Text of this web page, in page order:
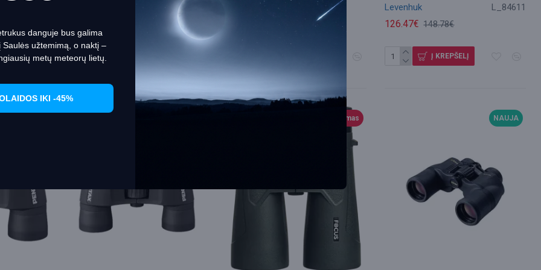
67713
121.77€
Levenhuk L_84611
126.47€ 148.78€
Į KREPŠELĮ
Išpardavimas NAUJA
danguje bus galima
Saulės užtemimą, o naktį –
metų meteorų lietų.
IKI -45%